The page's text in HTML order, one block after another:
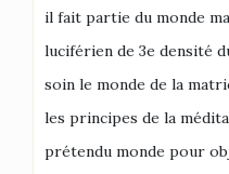
il fait partie du monde
luciférien de 3e densité
soin le monde de la
les principes de la
prétendu monde pour